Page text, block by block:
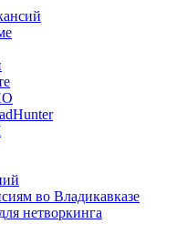
во Владикавказе
нетворкинга